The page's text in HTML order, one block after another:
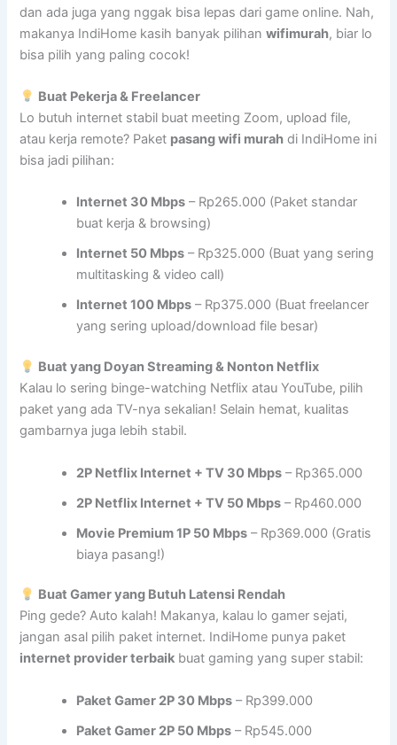
dan ada juga yang nggak bisa lepas dari game online. Nah,
makanya IndiHome kasih banyak pilihanwifimurah, biar lo
bisa pilih yang paling cocok!
Buat Pekerja & Freelancer
Lo butuh internet stabil buat meeting Zoom, upload file,
atau kerja remote? Paket pasang wifi murah di IndiHome ini
bisa jadi pilihan:
Internet 30 Mbps – Rp265.000 (Paket standar
buat kerja & browsing)
Internet 50 Mbps – Rp325.000 (Buat yang sering
multitasking & video call)
Internet 100 Mbps – Rp375.000 (Buat freelancer
yang sering upload/download file besar)
Buat yang Doyan Streaming & Nonton Netflix
Kalau lo sering binge-watching Netflix atau YouTube, pilih
paket yang ada TV-nya sekalian! Selain hemat, kualitas
gambarnya juga lebih stabil.
2P Netflix Internet + TV 30 Mbps – Rp365.000
2P Netflix Internet + TV 50 Mbps – Rp460.000
Movie Premium 1P 50 Mbps – Rp369.000 (Gratis
biaya pasang!)
Buat Gamer yang Butuh Latensi Rendah
Ping gede? Auto kalah! Makanya, kalau lo gamer sejati,
jangan asal pilih paket internet. IndiHome punya paket
internet provider terbaik buat gaming yang super stabil:
Paket Gamer 2P 30 Mbps – Rp399.000
Paket Gamer 2P 50 Mbps – Rp545.000